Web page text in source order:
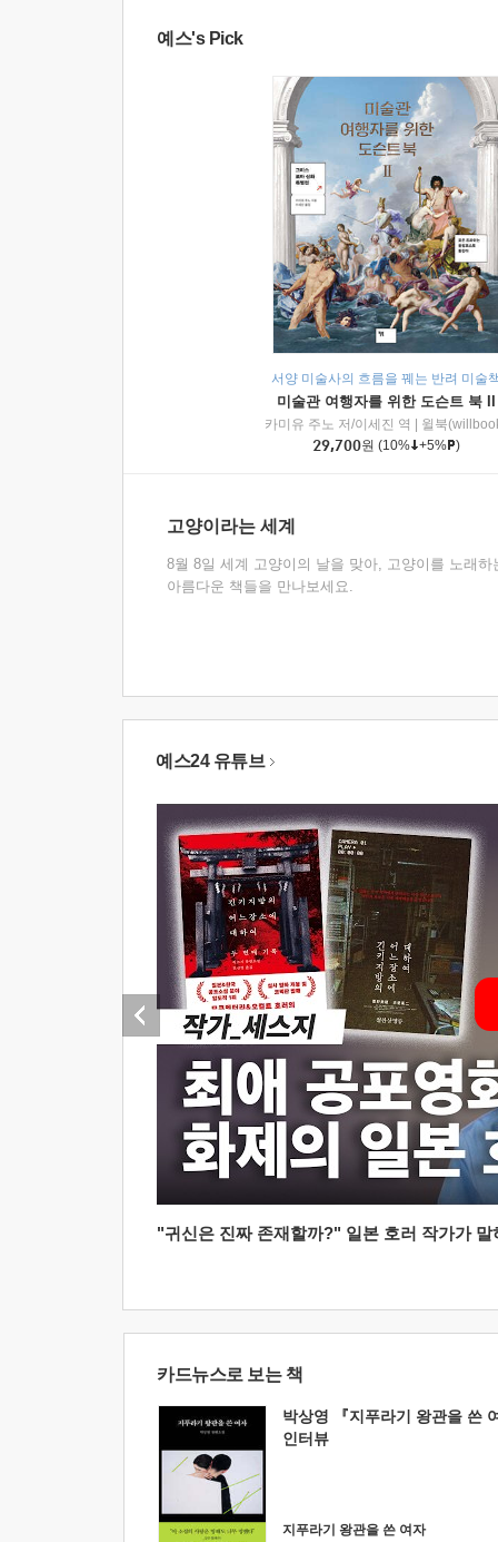
예스's Pick
서양 미술사의 흐름을 꿰는 반려 미술
미술관 여행자를 위한 도슨트 북 II
카미유 주노 저/이세진 역
윌북
29,700원 (10% +5% )
고양이라는 세계
8월 8일 세계 고양이의 날을 맞아, 고양이를 노래하
아름다운 책들을 만나보세요.
예스24 유튜브
"귀신은 진짜 존재할까?" 일본 호러 작가가
카드뉴스로 보는 책
박상영 『지푸라기 왕관을 쓴
인터뷰
지푸라기 왕관을 쓴 여자